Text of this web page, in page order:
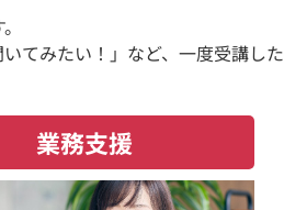
みたい！」など、一度受講し
業務支援